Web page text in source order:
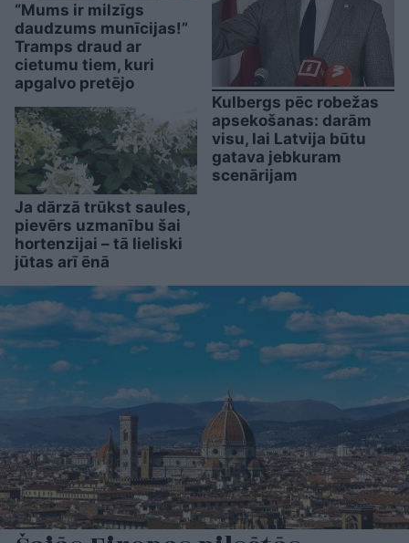
“Mums ir milzīgs
daudzums munīcijas!”
Tramps draud ar
cietumu tiem, kuri
apgalvo pretējo
Ja dārzā trūkst saules,
pievērs uzmanību šai
hortenzijai – tā lieliski
jūtas arī ēnā
Kulbergs pēc robežas
apsekošanas: darām
visu, lai Latvija būtu
gatava jebkuram
scenārijam